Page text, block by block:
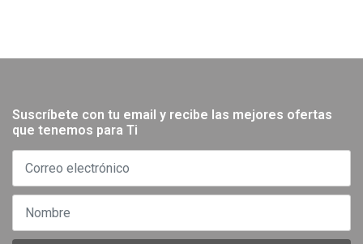
Suscríbete con tu email y recibe las mejores ofertas
que tenemos para Ti